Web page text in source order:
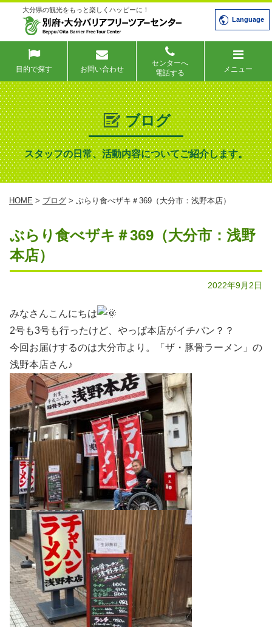
大分県の観光をもっと楽しくハッピーに！
Language
目的で探す お問い合わせ
センターへ
電話する
メニュー
ブログ
スタッフの日常、活動内容についてご紹介します。
HOME > ブログ > ぶらり食べザキ＃369（大分市：浅野本店）
ぶらり食べザキ＃369（大分市：浅野
本店）
2022年9月2日
みなさんこんにちは
2号も3号も行ったけど、やっぱ本店がイチバン？？
今回お届けするのは大分市より。「ザ・豚骨ラーメン」の
浅野本店さん♪